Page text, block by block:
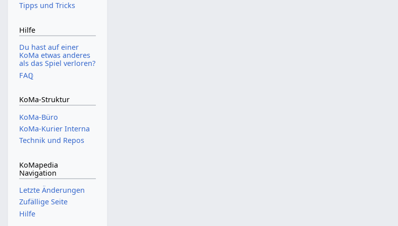
Tipps und Tricks
Hilfe
Du hast auf einer
KoMa etwas anderes
als das Spiel verloren?
FAℚ
KoMa-Struktur
KoMa-Büro
KoMa-Kurier Interna
Technik und Repos
KoMapedia
Navigation
Letzte Änderungen
Zufällige Seite
Hilfe